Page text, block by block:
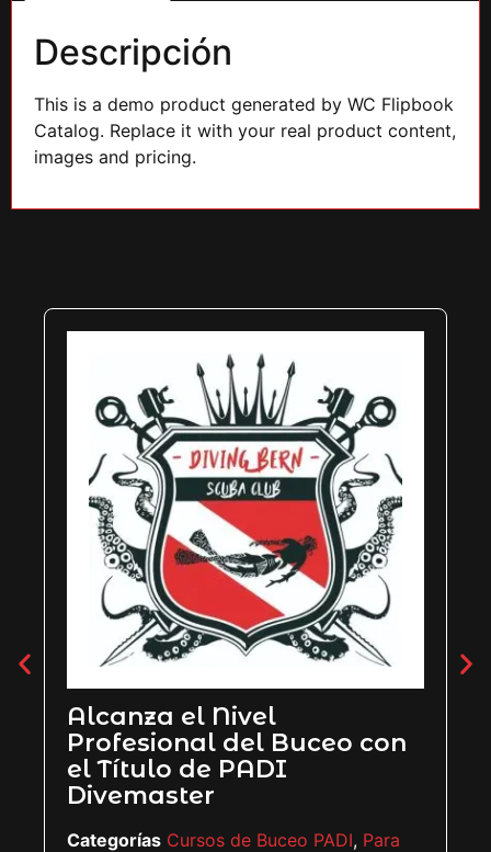
Descripción
This is a demo product generated by WC Flipbook
Catalog. Replace it with your real product content,
images and pricing.
Alcanza el Nivel
Profesional del Buceo con
el Título de PADI
Divemaster
Categorías Cursos de Buceo PADI, Para